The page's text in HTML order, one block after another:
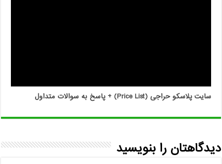
سایت پلاسکو حراجی (Price List) + پاسخ به سوالات متداول
دیدگاهتان را بنویسید